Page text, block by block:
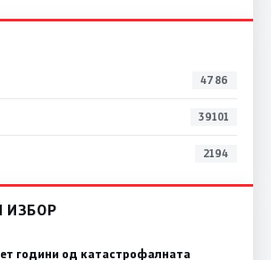
4786
39101
2194
ИЗБОР
години од катастрофалната